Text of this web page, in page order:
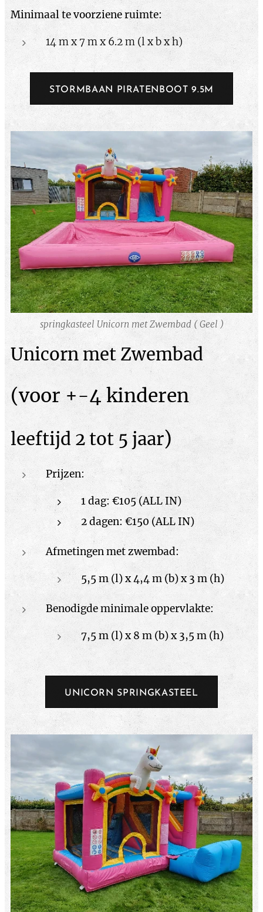
Minimaal te voorziene ruimte:
14 m x 7 m x 6.2 m (l x b x h)
STORMBAAN PIRATENBOOT 9.5M
springkasteel Unicorn met Zwembad ( Geel )
Unicorn met Zwembad
(voor +-4 kinderen
leeftijd 2 tot 5 jaar)
Prijzen:
1 dag: €105 (ALL IN)
2 dagen: €150 (ALL IN)
Afmetingen met zwembad:
5,5 m (l) x 4,4 m (b) x 3 m (h)
Benodigde minimale oppervlakte:
7,5 m (l) x 8 m (b) x 3,5 m (h)
UNICORN SPRINGKASTEEL